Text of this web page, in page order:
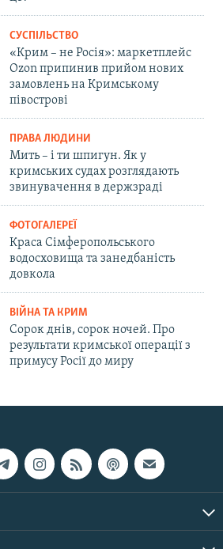
СУСПІЛЬСТВО
«Крим – не Росія»: маркетплейс
Ozon припинив прийом нових
замовлень на Кримському
півострові
ПРАВА ЛЮДИНИ
Мить – і ти шпигун. Як у
кримських судах розглядають
звинувачення в держзраді
ФОТОГАЛЕРЕЇ
Краса Сімферопольського
водосховища та занедбаність
довкола
ВІЙНА ТА КРИМ
Сорок днів, сорок ночей. Про
результати кримської операції з
примусу Росії до миру